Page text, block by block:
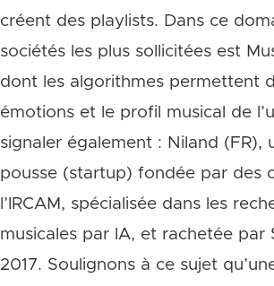
créent des playlists. Dans ce
sociétés les plus sollicitées est
dont les algorithmes permettent
émotions et le profil musical de
signaler également : Niland (FR),
pousse (startup) fondée par des
l’IRCAM, spécialisée dans les
musicales par IA, et rachetée par
2017. Soulignons à ce sujet